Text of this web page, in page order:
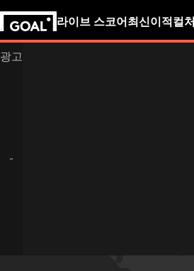
라이브 스코어 최신이적 컬처